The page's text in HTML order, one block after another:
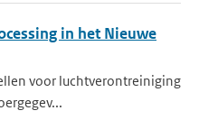
in het Nieuwe
voor luchtverontreiniging